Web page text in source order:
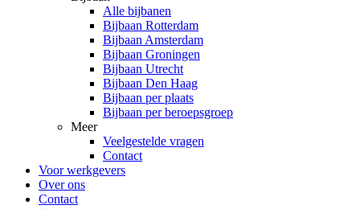
Alle bijbanen
Bijbaan Rotterdam
Bijbaan Amsterdam
Bijbaan Groningen
Bijbaan Utrecht
Bijbaan Den Haag
Bijbaan per plaats
Bijbaan per beroepsgroep
Meer
Veelgestelde vragen
Contact
Voor werkgevers
Over ons
Contact